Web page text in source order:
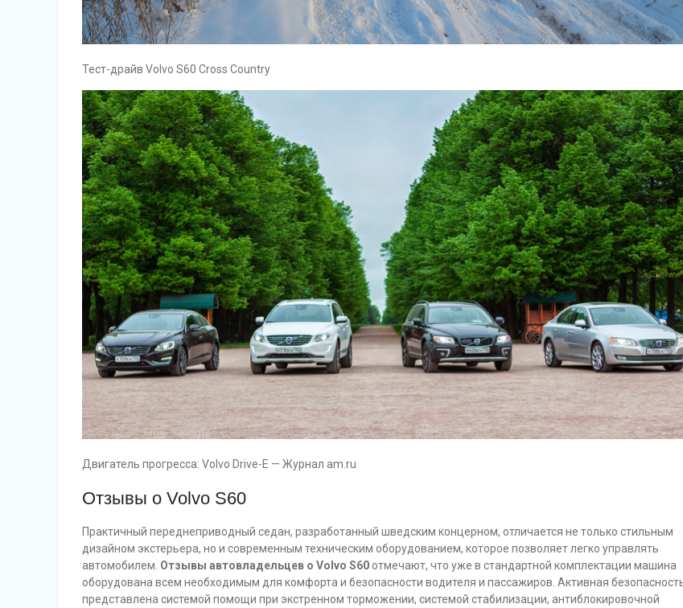
Тест-драйв Volvo S60 Cross Country
Двигатель прогресса: Volvo Drive-E — Журнал am.ru
Отзывы о Volvo S60
Практичный переднеприводный седан, разработанный шведским концерном, отличается не только стильным
дизайном экстерьера, но и современным техническим оборудованием, которое позволяет легко управлять
автомобилем. Отзывы автовладельцев о Volvo S60 отмечают, что уже в стандартной комплектации машина
оборудована всем необходимым для комфорта и безопасности водителя и пассажиров. Активная
представлена системой помощи при экстренном торможении, системой стабилизации, антиблокировочной